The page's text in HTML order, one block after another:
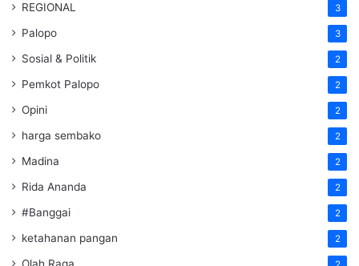
REGIONAL 3
Palopo 3
Sosial & Politik 2
Pemkot Palopo 2
Opini 2
harga sembako 2
Madina 2
Rida Ananda 2
#Banggai 2
ketahanan pangan 2